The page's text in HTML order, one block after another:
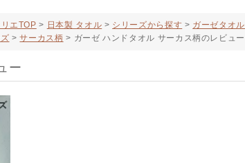
エTOP 日本製 タオル シリーズから探す
ガーゼタオル
サーカス柄 ガーゼ ハンドタオル サーカス柄のレビュー
ー